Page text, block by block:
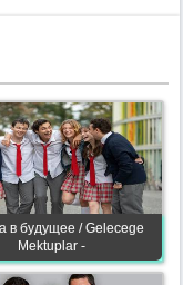
в будущее / Gelecege
Mektuplar -